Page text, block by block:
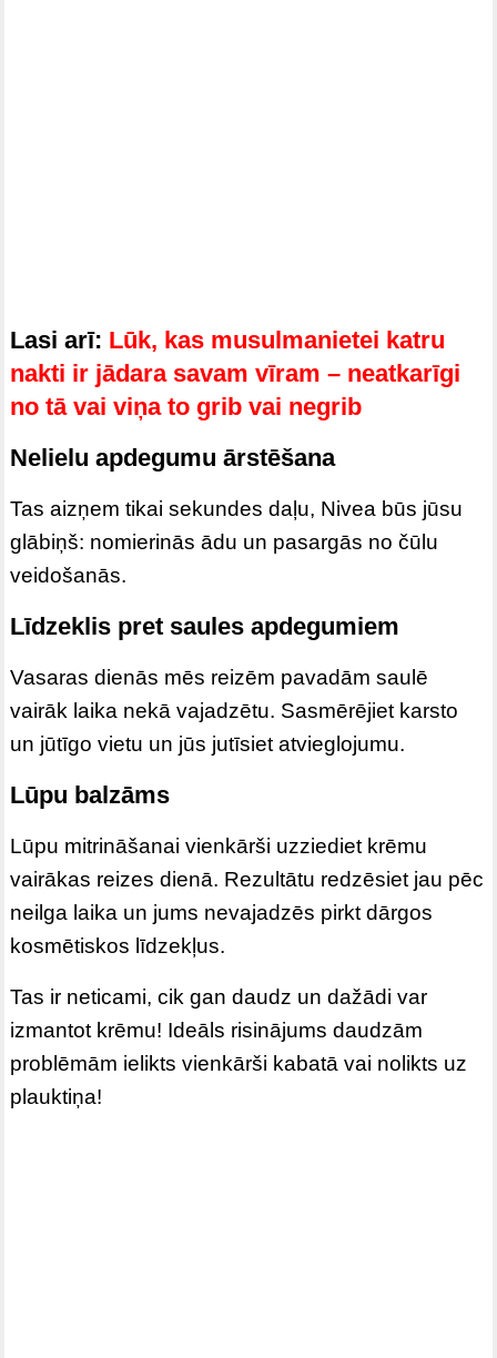
Lasi arī: Lūk, kas musulmanietei katru
nakti ir jādara savam vīram – neatkarīgi
no tā vai viņa to grib vai negrib
Nelielu apdegumu ārstēšana
Tas aizņem tikai sekundes daļu, Nivea būs jūsu
glābiņš: nomierinās ādu un pasargās no čūlu
veidošanās.
Līdzeklis pret saules apdegumiem
Vasaras dienās mēs reizēm pavadām saulē
vairāk laika nekā vajadzētu. Sasmērējiet karsto
un jūtīgo vietu un jūs jutīsiet atvieglojumu.
Lūpu balzāms
Lūpu mitrināšanai vienkārši uzziediet krēmu
vairākas reizes dienā. Rezultātu redzēsiet jau pēc
neilga laika un jums nevajadzēs pirkt dārgos
kosmētiskos līdzekļus.
Tas ir neticami, cik gan daudz un dažādi var
izmantot krēmu! Ideāls risinājums daudzām
problēmām ielikts vienkārši kabatā vai nolikts uz
plauktiņa!